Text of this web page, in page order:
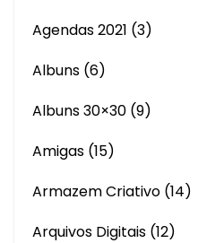
Agendas 2021 (3)
Albuns (6)
Albuns 30×30 (9)
Amigas (15)
Armazem Criativo (14)
Arquivos Digitais (12)